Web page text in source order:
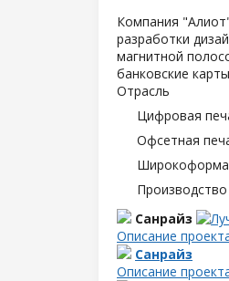
Компания
разработки
магнитной
банковские
Отрасль
Цифровая
Офсетная
Санрайз
Описание
Санрайз
Описание